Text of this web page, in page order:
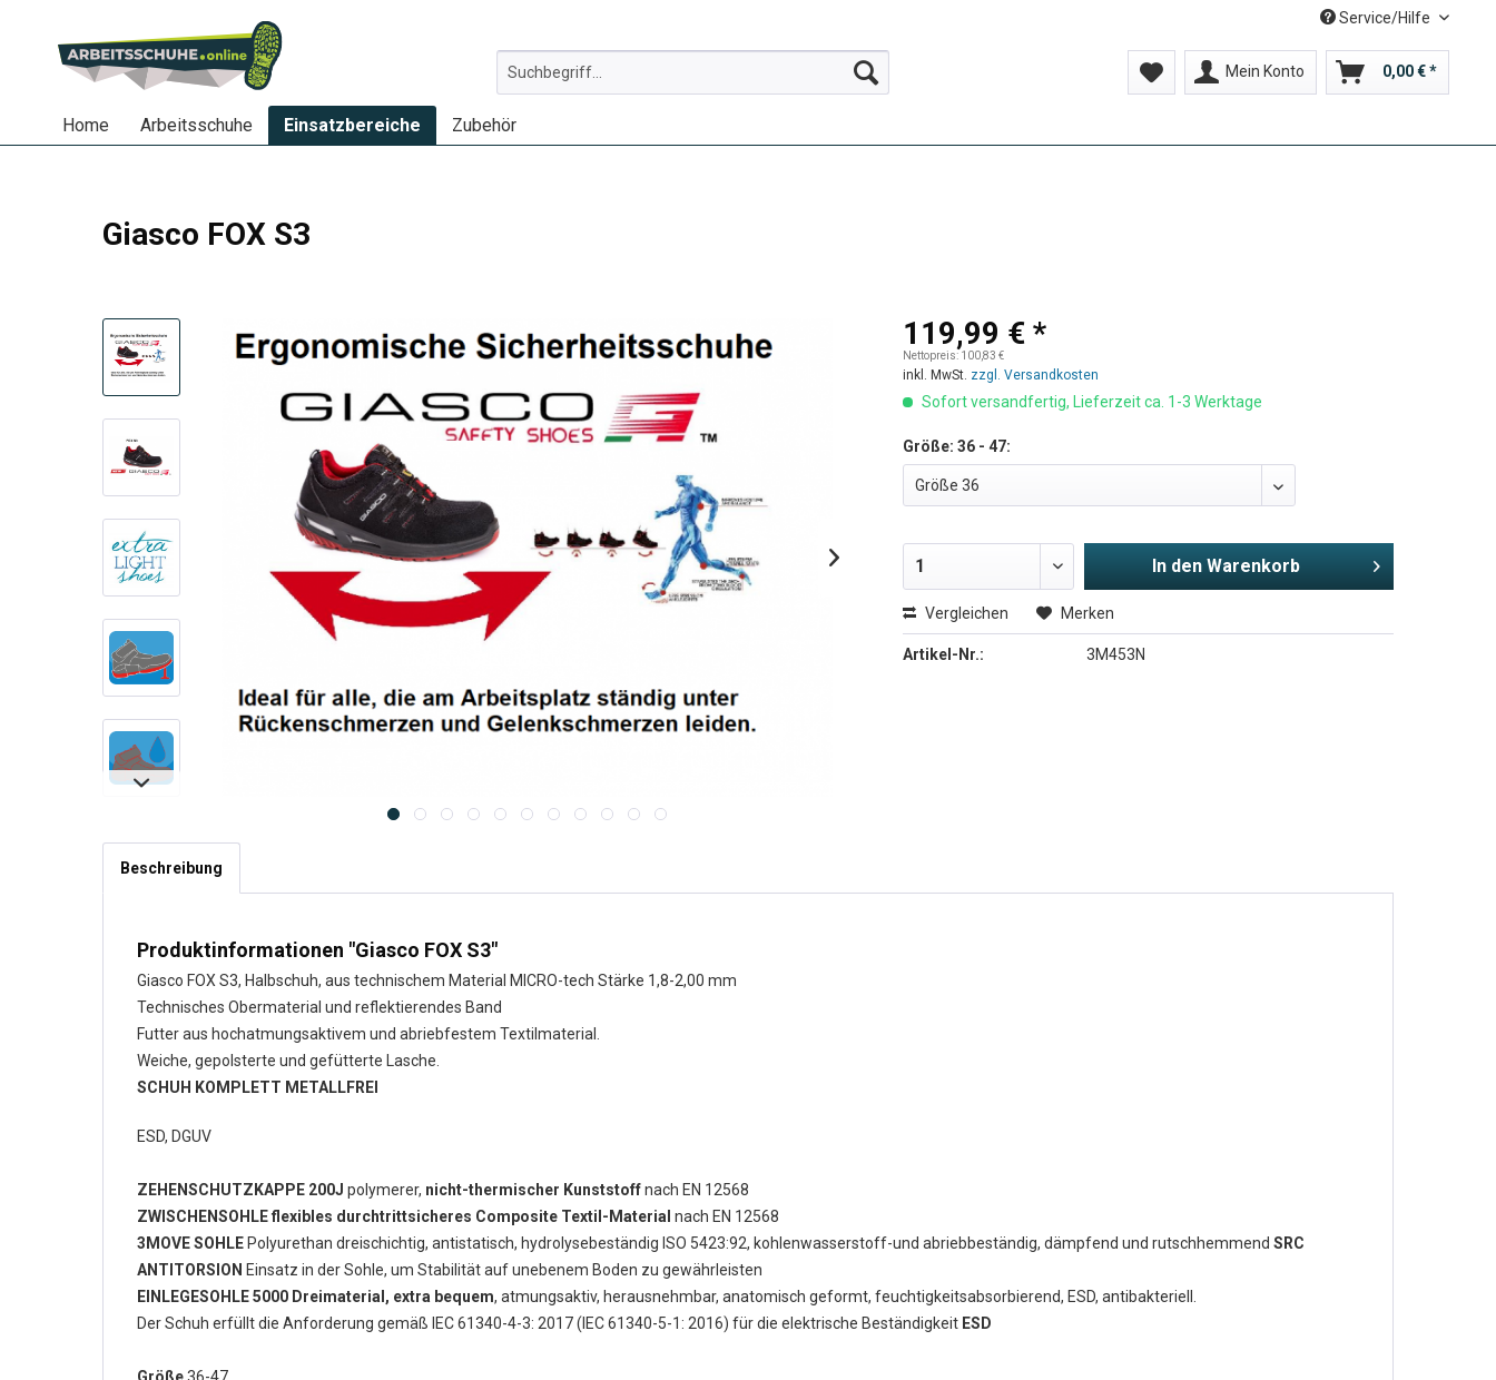
Service/Hilfe
Mein Konto 0,00 € *
Home Arbeitsschuhe Einsatzbereiche Zubehör
Giasco FOX S3
119,99 € *
Nettopreis: 100,83 €
inkl. MwSt. zzgl. Versandkosten
Sofort versandfertig, Lieferzeit ca. 1-3 Werktage
Größe: 36 - 47:
In den Warenkorb
Vergleichen Merken
Artikel-Nr.: 3M453N
Beschreibung
Produktinformationen "Giasco FOX S3"
Giasco FOX S3, Halbschuh, aus technischem Material MICRO-tech Stärke 1,8-2,00 mm
Technisches Obermaterial und reflektierendes Band
Futter aus hochatmungsaktivem und abriebfestem Textilmaterial.
Weiche, gepolsterte und gefütterte Lasche.
SCHUH KOMPLETT METALLFREI
ESD, DGUV
ZEHENSCHUTZKAPPE 200J polymerer, nicht-thermischer Kunststoffnach EN 12568
ZWISCHENSOHLE flexibles durchtrittsicheres Composite Textil-Material nach EN 12568
3MOVE SOHLE Polyurethan dreischichtig, antistatisch, hydrolysebeständig ISO 5423:92, kohlenwasserstoff-und abriebbeständig, dämpfend und rutschhemmend SRC
ANTITORSION Einsatz in der Sohle, um Stabilität auf unebenem Boden zu gewährleisten
EINLEGESOHLE 5000 Dreimaterial, extra bequem, atmungsaktiv, herausnehmbar, anatomisch geformt, feuchtigkeitsabsorbierend, ESD, antibakteriell.
Der Schuh erfüllt die Anforderung gemäß IEC 61340-4-3: 2017 (IEC 61340-5-1: 2016) für die elektrische Beständigkeit ESD